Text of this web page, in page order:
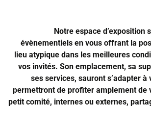
Notre espace d’exposition
évènementiels en vous offrant la
lieu atypique dans les meilleures
vos invités. Son emplacement, sa
ses services, sauront s’adapter
permettront de profiter amplement de
petit comité, internes ou externes,